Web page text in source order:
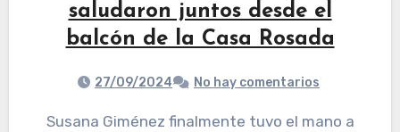
saludaron juntos desde el
balcón de la Casa Rosada
27/09/2024 No hay comentarios
Susana Giménez finalmente tuvo el mano a